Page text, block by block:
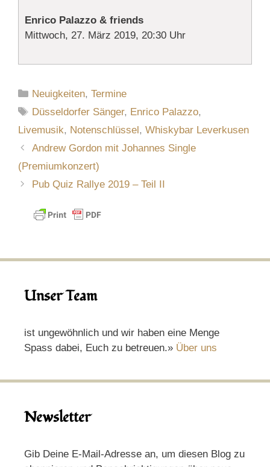
Enrico Palazzo & friends
Mittwoch, 27. März 2019, 20:30 Uhr
Kategorien
Neuigkeiten,Termine
Schlagwörter
Düsseldorfer Sänger, Enrico Palazzo,
Livemusik, Notenschlüssel, Whiskybar Leverkusen
Andrew Gordon mit Johannes Single
(Premiumkonzert)
Pub Quiz Rallye 2019 – Teil II
Unser Team
ist ungewöhnlich und wir haben eine Menge
Spass dabei, Euch zu betreuen.» Über uns
Newsletter
Gib Deine E-Mail-Adresse an, um diesen Blog zu